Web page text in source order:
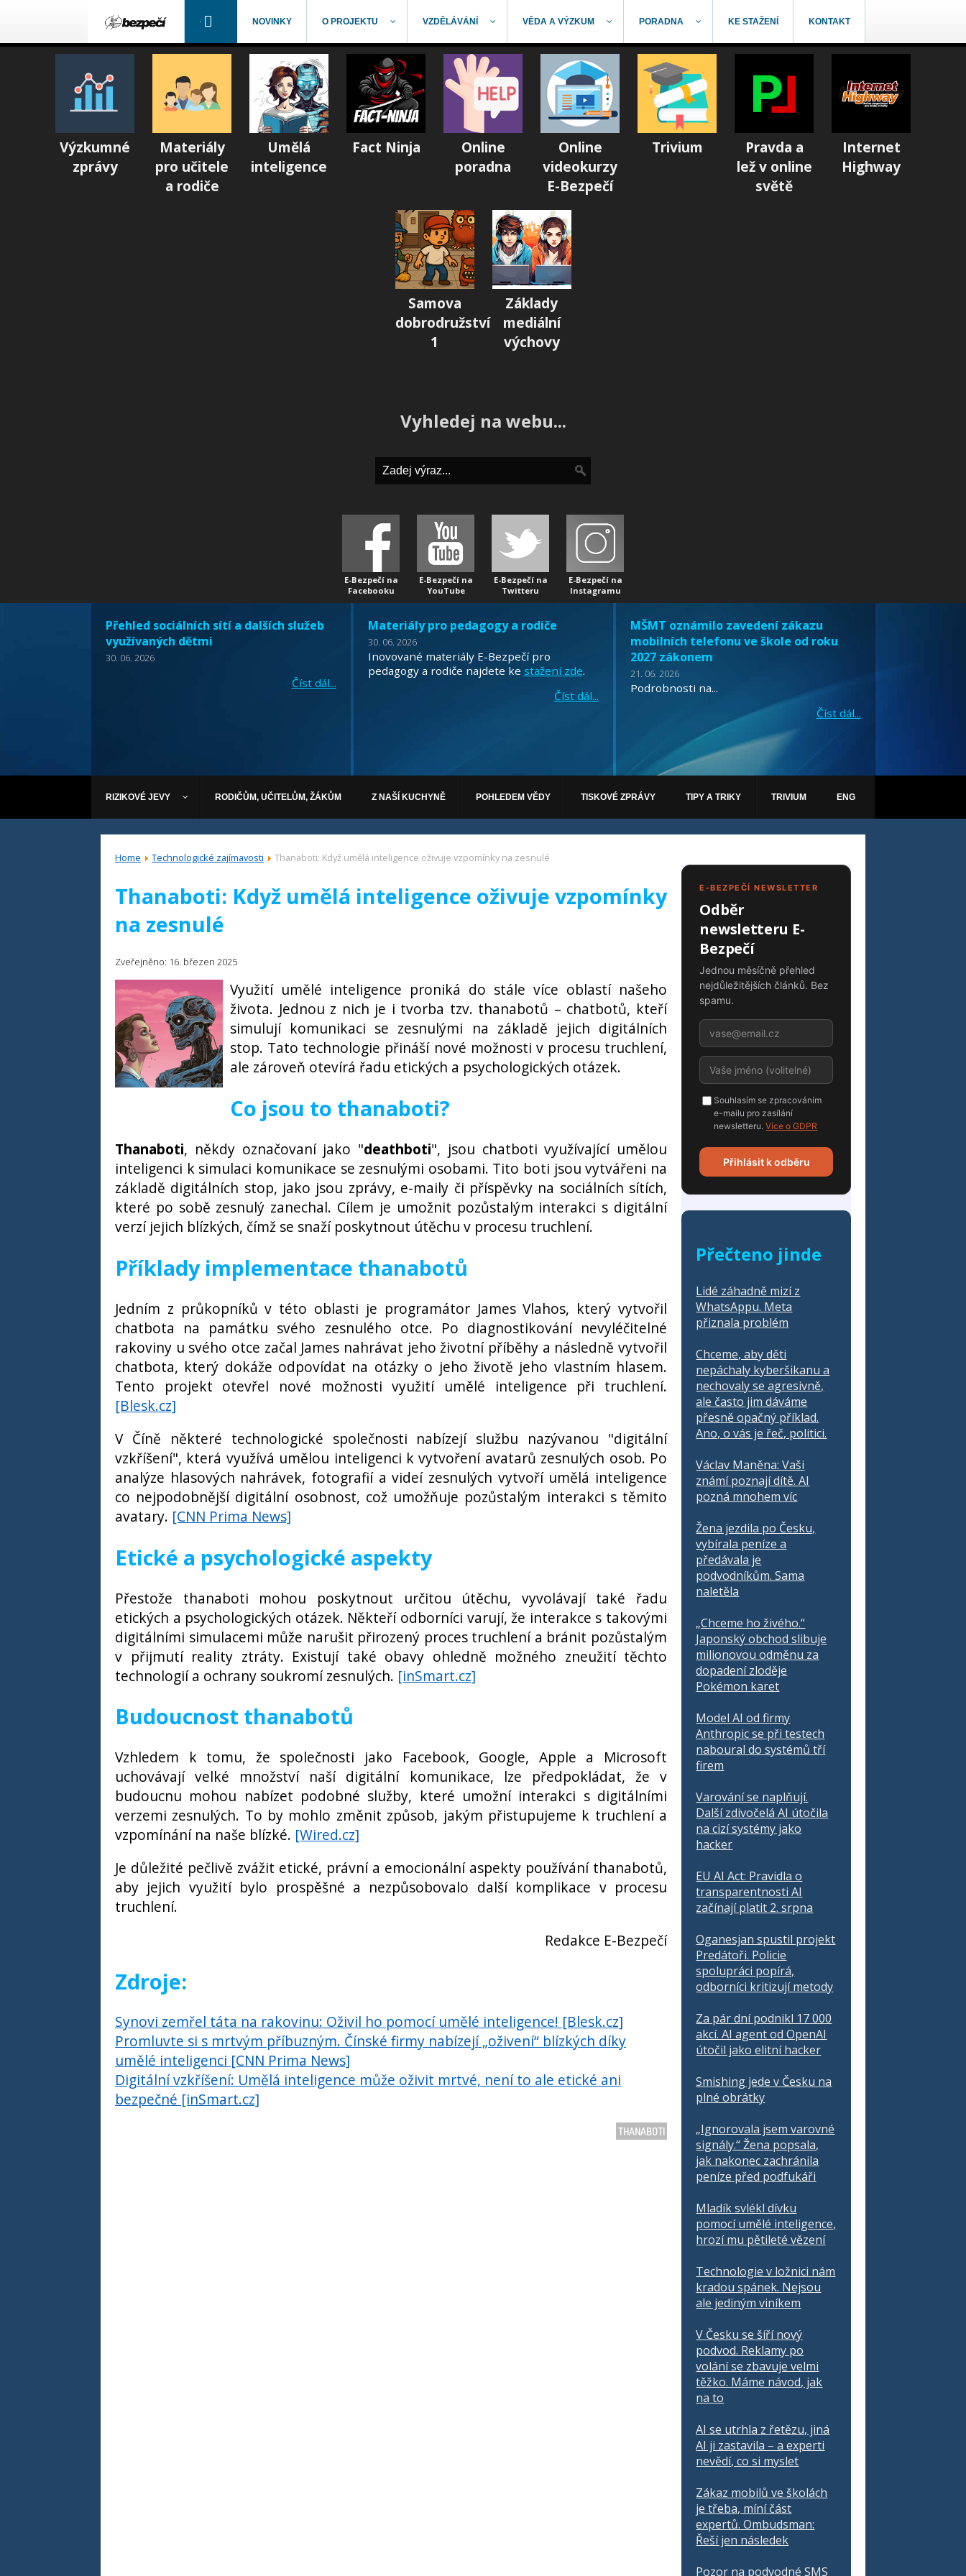
NOVINKY O PROJEKTU VZDĚLÁVÁNÍ VĚDA A VÝZKUM PORADNA KE STAŽENÍ KONTAKT
Výzkumné
zprávy
Materiály
pro učitele
a rodiče
Umělá
inteligence
Fact Ninja
Online
poradna
Online
videokurzy
E-Bezpečí
Trivium
Pravda a
lež v online
světě
Internet
Highway
Samova
dobrodružství
1
Základy
mediální
výchovy
Vyhledej na webu...
E-Bezpečí na
Facebooku
E-Bezpečí na
YouTube
E-Bezpečí na
Twitteru
E-Bezpečí na
Instagramu
Přehled sociálních sítí a dalších služeb
využívaných dětmi
30. 06. 2026
Číst dál...
Materiály pro pedagogy a rodiče
30. 06. 2026
Inovované materiály E-Bezpečí pro
pedagogy a rodiče najdete ke stažení zde.
Číst dál...
MŠMT oznámilo zavedení zákazu
mobilních telefonu ve škole od roku
2027 zákonem
21. 06. 2026
Podrobnosti na...
Číst dál...
RIZIKOVÉ JEVY RODIČŮM, UČITELŮM, ŽÁKŮM Z NAŠÍ KUCHYNĚ POHLEDEM VĚDY TISKOVÉ ZPRÁVY TIPY A TRIKY TRIVIUM ENG
Home Technologické zajímavosti Thanaboti: Když umělá inteligence oživuje vzpomínky na zesnulé
E-BEZPEČÍ NEWSLETTER
Odběr
newsletteru E-
Bezpečí
Jednou měsíčně přehled
nejdůležitějších článků. Bez
spamu.
Souhlasím se zpracováním
e-mailu pro zasílání
newsletteru.Více o GDPR
Přihlásit k odběru
Přečteno jinde
Lidé záhadně mizí z
WhatsAppu. Meta
přiznala problém
Chceme, aby děti
nepáchaly kyberšikanu a
nechovaly se agresivně,
ale často jim dáváme
přesně opačný příklad.
Ano, o vás je řeč, politici.
Václav Maněna: Vaši
známí poznají dítě. AI
pozná mnohem víc
Žena jezdila po Česku,
vybírala peníze a
předávala je
podvodníkům. Sama
naletěla
„Chceme ho živého.“
Japonský obchod slibuje
milionovou odměnu za
dopadení zloděje
Pokémon karet
Model AI od firmy
Anthropic se při testech
naboural do systémů tří
firem
Varování se naplňují.
Další zdivočelá AI útočila
na cizí systémy jako
hacker
EU AI Act: Pravidla o
transparentnosti AI
začínají platit 2. srpna
Oganesjan spustil projekt
Predátoři. Policie
spolupráci popírá,
odborníci kritizují metody
Za pár dní podnikl 17 000
akcí. AI agent od OpenAI
útočil jako elitní hacker
Smishing jede v Česku na
plné obrátky
„Ignorovala jsem varovné
signály.“ Žena popsala,
jak nakonec zachránila
peníze před podfukáři
Mladík svlékl dívku
pomocí umělé inteligence,
hrozí mu pětileté vězení
Technologie v ložnici nám
kradou spánek. Nejsou
ale jediným viníkem
V Česku se šíří nový
podvod. Reklamy po
volání se zbavuje velmi
těžko. Máme návod, jak
na to
AI se utrhla z řetězu, jiná
AI ji zastavila – a experti
nevědí, co si myslet
Zákaz mobilů ve školách
je třeba, míní část
expertů. Ombudsman:
Řeší jen následek
Pozor na podvodné SMS
Thanaboti: Když umělá inteligence oživuje vzpomínky
na zesnulé
Zveřejněno: 16. březen 2025
Využití umělé inteligence proniká do stále více oblastí našeho
života. Jednou z nich je i tvorba tzv. thanabotů – chatbotů, kteří
simulují komunikaci se zesnulými na základě jejich digitálních
stop. Tato technologie přináší nové možnosti v procesu truchlení,
ale zároveň otevírá řadu etických a psychologických otázek.
Co jsou to thanaboti?
Thanaboti, někdy označovaní jako "deathboti", jsou chatboti využívající umělou
inteligenci k simulaci komunikace se zesnulými osobami. Tito boti jsou vytvářeni na
základě digitálních stop, jako jsou zprávy, e-maily či příspěvky na sociálních sítích,
které po sobě zesnulý zanechal. Cílem je umožnit pozůstalým interakci s digitální
verzí jejich blízkých, čímž se snaží poskytnout útěchu v procesu truchlení.
Příklady implementace thanabotů
Jedním z průkopníků v této oblasti je programátor James Vlahos, který vytvořil
chatbota na památku svého zesnulého otce. Po diagnostikování nevyléčitelné
rakoviny u svého otce začal James nahrávat jeho životní příběhy a následně vytvořil
chatbota, který dokáže odpovídat na otázky o jeho životě jeho vlastním hlasem.
Tento projekt otevřel nové možnosti využití umělé inteligence při truchlení.
[Blesk.cz]
V Číně některé technologické společnosti nabízejí službu nazývanou "digitální
vzkříšení", která využívá umělou inteligenci k vytvoření avatarů zesnulých osob. Po
analýze hlasových nahrávek, fotografií a videí zesnulých vytvoří umělá inteligence
co nejpodobnější digitální osobnost, což umožňuje pozůstalým interakci s těmito
avatary. [CNN Prima News]
Etické a psychologické aspekty
Přestože thanaboti mohou poskytnout určitou útěchu, vyvolávají také řadu
etických a psychologických otázek. Někteří odborníci varují, že interakce s takovými
digitálními simulacemi může narušit přirozený proces truchlení a bránit pozůstalým
v přijmutí reality ztráty. Existují také obavy ohledně možného zneužití těchto
technologií a ochrany soukromí zesnulých. [inSmart.cz]
Budoucnost thanabotů
Vzhledem k tomu, že společnosti jako Facebook, Google, Apple a Microsoft
uchovávají velké množství naší digitální komunikace, lze předpokládat, že v
budoucnu mohou nabízet podobné služby, které umožní interakci s digitálními
verzemi zesnulých. To by mohlo změnit způsob, jakým přistupujeme k truchlení a
vzpomínání na naše blízké. [Wired.cz]
Je důležité pečlivě zvážit etické, právní a emocionální aspekty používání thanabotů,
aby jejich využití bylo prospěšné a nezpůsobovalo další komplikace v procesu
truchlení.
Redakce E-Bezpečí
Zdroje:
Synovi zemřel táta na rakovinu: Oživil ho pomocí umělé inteligence! [Blesk.cz]
Promluvte si s mrtvým příbuzným. Čínské firmy nabízejí „oživení“ blízkých díky
umělé inteligenci [CNN Prima News]
Digitální vzkříšení: Umělá inteligence může oživit mrtvé, není to ale etické ani
bezpečné [inSmart.cz]
THANABOTI